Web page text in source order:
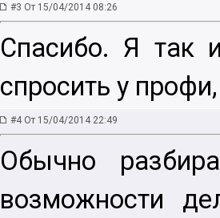
#3 От 15/04/2014 08:26
Спасибо. Я так
спросить у
#4 От 15/04/2014 22:49
Обычно
возможности